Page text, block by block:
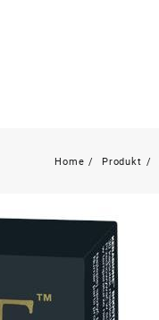
Home Produkt